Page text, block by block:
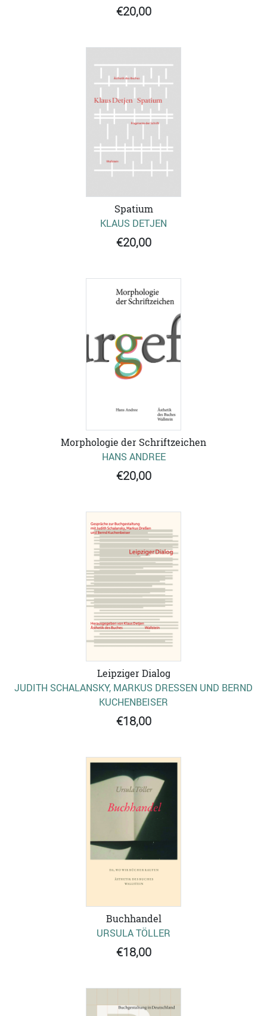
€20,00
Spatium
KLAUS DETJEN
€20,00
Morphologie der Schriftzeichen
HANS ANDREE
€20,00
Leipziger Dialog
JUDITH SCHALANSKY, MARKUS DRESSEN UND BERND K
UCHENBEISER
€18,00
Buchhandel
URSULA TÖLLER
€18,00